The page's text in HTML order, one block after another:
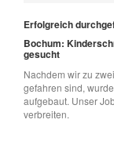
Erfolgreich
Bochum:
gesucht
Nachdem wir zu
gefahren sind,
aufgebaut. Unser
verbreiten.